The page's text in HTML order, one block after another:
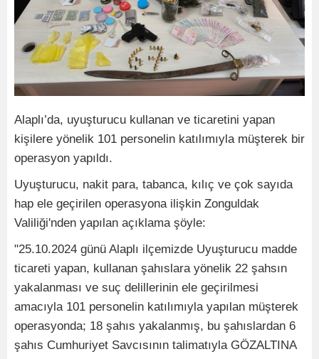
Alaplı’da, uyuşturucu kullanan ve ticaretini yapan
kişilere yönelik 101 personelin katılımıyla müşterek bir
operasyon yapıldı.
Uyuşturucu, nakit para, tabanca, kılıç ve çok sayıda
hap ele geçirilen operasyona ilişkin Zonguldak
Valiliği'nden yapılan açıklama şöyle:
"25.10.2024 günü Alaplı ilçemizde Uyuşturucu madde
ticareti yapan, kullanan şahıslara yönelik 22 şahsın
yakalanması ve suç delillerinin ele geçirilmesi
amacıyla 101 personelin katılımıyla yapılan müşterek
operasyonda; 18 şahıs yakalanmış, bu şahıslardan 6
şahıs Cumhuriyet Savcısının talimatıyla GÖZALTINA